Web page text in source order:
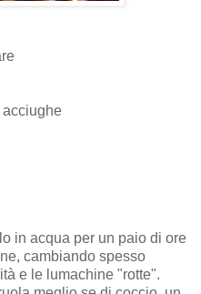
acciughe
in acqua per un paio di ore
cambiando spesso
e le lumachine "rotte".